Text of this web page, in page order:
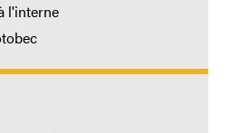
l'interne